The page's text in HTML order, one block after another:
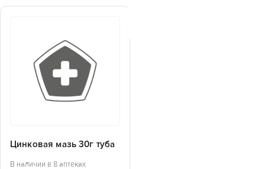
Цинковая мазь 30г туба
В наличии в 8 аптеках